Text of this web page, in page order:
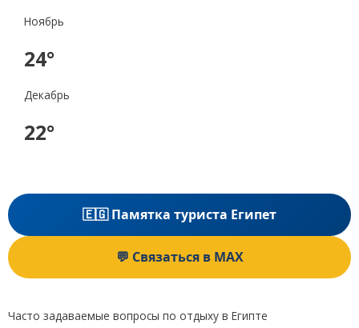
Ноябрь
24°
Декабрь
22°
🇪🇬 Памятка туриста Египет
💬 Связаться в MAX
Часто задаваемые вопросы по отдыху в Египте